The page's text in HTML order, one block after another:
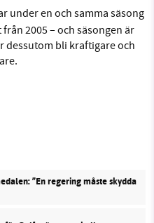
under en och samma säsong
2005 – och säsongen är
dessutom bli kraftigare och
”En regering måste skydda